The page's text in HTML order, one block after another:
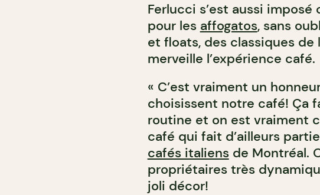
Ferlucci s’est aussi
pour les affogatos, sans
et floats, des classiques
merveille l’expérience café.
« C’est vraiment un
choisissent notre café! Ça
routine et on est vraiment
café qui fait d’ailleurs
cafés italiensde Montréal.
propriétaires très
joli décor!